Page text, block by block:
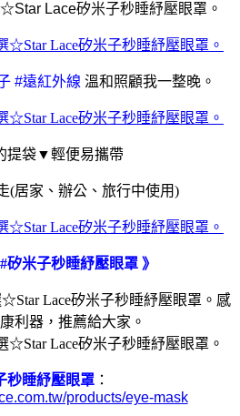
#遠紅外線 溫和照顧我一整晚 。
提袋▼輕便易攜帶
(居家、辦公、旅行中使用)
#矽米子秒睡紓壓眼罩 》
感
利器，推薦給大家。
秒睡紓壓眼罩 ：
products/eye-mask